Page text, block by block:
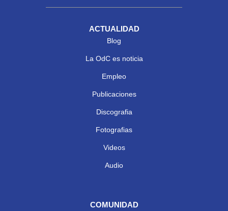
ACTUALIDAD
Blog
La OdC es noticia
Empleo
Publicaciones
Discografia
Fotografias
Videos
Audio
COMUNIDAD